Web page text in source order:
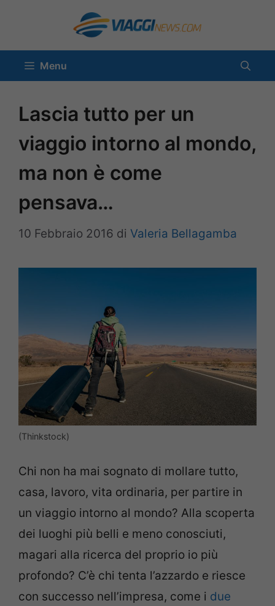
contenuto
Menu
Lascia tutto per un
viaggio intorno al mondo,
ma non è come
pensava…
10 Febbraio 2016 di Valeria Bellagamba
(Thinkstock)
Chi non ha mai sognato di mollare tutto,
casa, lavoro, vita ordinaria, per partire in
un viaggio intorno al mondo? Alla scoperta
dei luoghi più belli e meno conosciuti,
magari alla ricerca del proprio io più
profondo? C’è chi tenta l’azzardo e riesce
con successo nell’impresa, come i due